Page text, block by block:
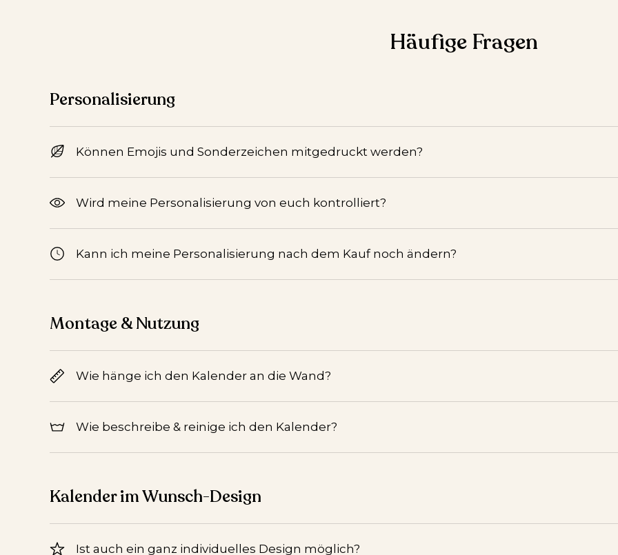
Häufige Fragen
Personalisierung
Können Emojis und Sonderzeichen mitgedruckt werden?
Wird meine Personalisierung von euch kontrolliert?
Kann ich meine Personalisierung nach dem Kauf noch ändern?
Montage & Nutzung
Wie hänge ich den Kalender an die Wand?
Wie beschreibe & reinige ich den Kalender?
Kalender im Wunsch-Design
Ist auch ein ganz individuelles Design möglich?